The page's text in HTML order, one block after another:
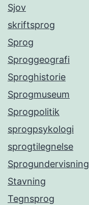
Sjov
skriftsprog
Sprog
Sproggeografi
Sproghistorie
Sprogmuseum
Sprogpolitik
sprogpsykologi
sprogtilegnelse
Sprogundervisning
Stavning
Tegnsprog